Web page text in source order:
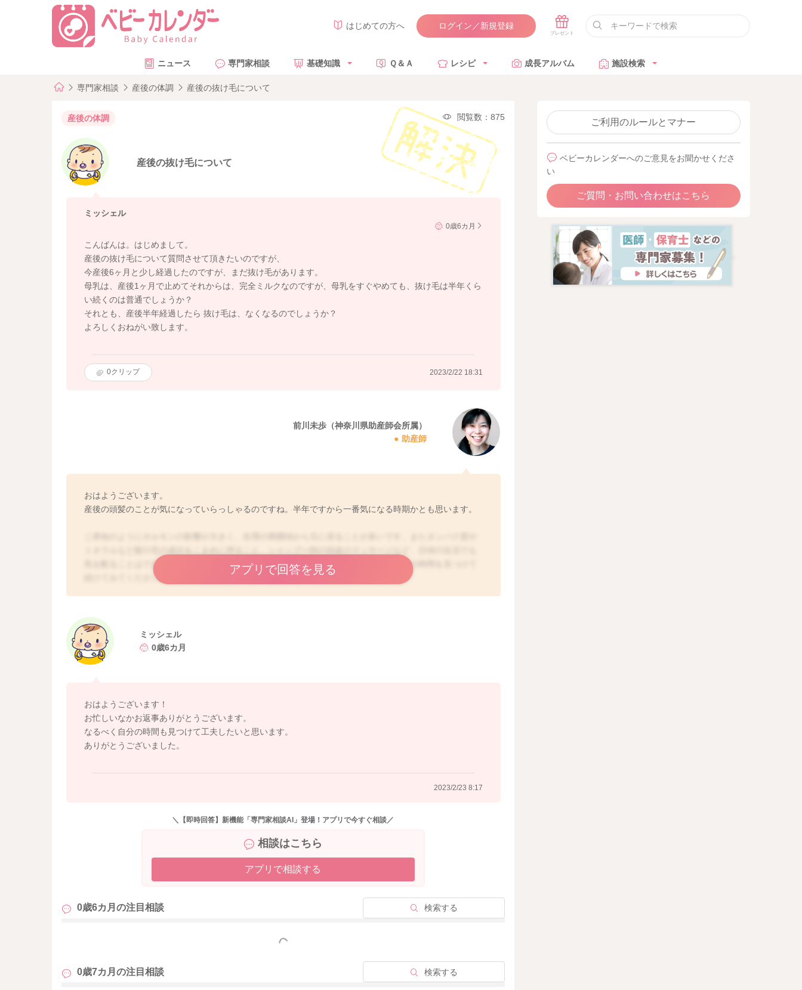
はじめての方へ ログイン／新規登録
ニュース 専門家相談 基礎知識 Ｑ＆Ａ レシピ 成長アルバム 施設検索
専門家相談 産後の体調 産後の抜け毛について
産後の体調 閲覧数：875
産後の抜け毛について
ミッシェル
0歳6カ月
こんばんは。はじめまして。
産後の抜け毛について質問させて頂きたいのですが、
今産後6ヶ月と少し経過したのですが、まだ抜け毛があります。
母乳は、産後1ヶ月で止めてそれからは、完全ミルクなのですが、母乳をすぐやめても、抜け毛は半年くら
い続くのは普通でしょうか？
それとも、産後半年経過したら 抜け毛は、なくなるのでしょうか？
よろしくおねがい致します。
0クリップ 2023/2/22 18:31
前川未歩（神奈川県助産師会所属）
助産師
おはようございます。
産後の頭髪のことが気になっていらっしゃるのですね。半年ですから一番気になる時期かとも思います。
気を配ることはできます。子育てのお忙しい中とは存じます。少しずつ、ご自身のための時間を見つけて
続けてみてくださいね。
アプリで回答を見る
ミッシェル
0歳6カ月
おはようございます！
お忙しいなかお返事ありがとうございます。
なるべく自分の時間も見つけて工夫したいと思います。
ありがとうございました。
2023/2/23 8:17
＼【即時回答】新機能「専門家相談AI」登場！アプリで今すぐ相談／
相談はこちら
アプリで相談する
0歳6カ月の注目相談 検索する
もっと見る
0歳7カ月の注目相談 検索する
ご利用のルールとマナー
ベビーカレンダーへのご意見をお聞かせくださ
い
ご質問・お問い合わせはこちら